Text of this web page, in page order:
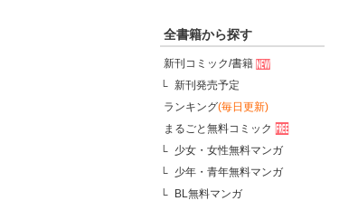
全書籍から探す
新刊コミック/書籍
新刊発売予定
ランキング(毎日更新)
まるごと無料コミック
少女・女性無料マンガ
少年・青年無料マンガ
BL無料マンガ